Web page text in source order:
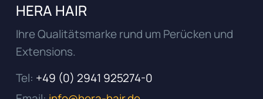
HERA HAIR
Ihre Qualitätsmarke rund um Perücken und
Extensions.
Tel: +49 (0) 2941 925274-0